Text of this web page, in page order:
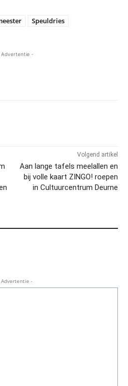
Speuldries
-
Volgend artikel
Aan lange tafels meelallen en
bij volle kaart ZINGO! roepen
in Cultuurcentrum Deurne
Advertentie -